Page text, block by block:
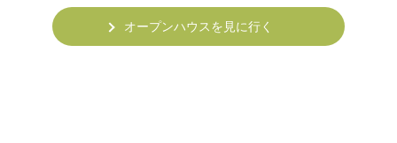
オープンハウスを見に行く